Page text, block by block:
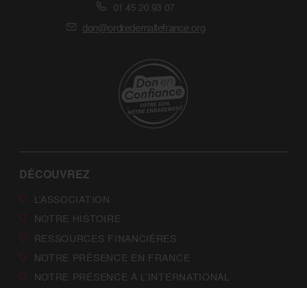
01 45 20 93 07
don@ordredemaltefrance.org
DÉCOUVREZ
L’ASSOCIATION
NOTRE HISTOIRE
RESSOURCES FINANCIÈRES
NOTRE PRÉSENCE EN FRANCE
NOTRE PRÉSENCE À L’INTERNATIONAL